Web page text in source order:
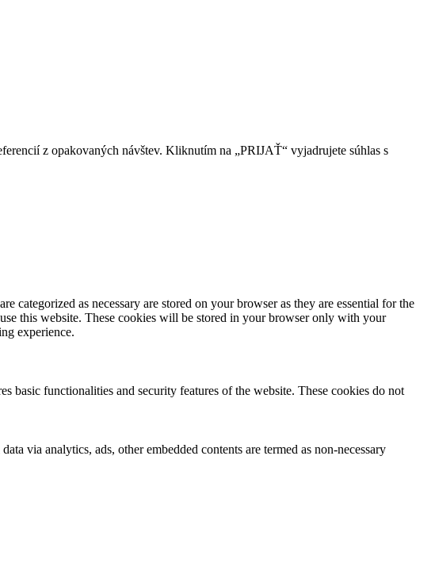
z opakovaných návštev. Kliknutím na „PRIJAŤ“ vyjadrujete súhlas s
as necessary are stored on your browser as they are essential for the
this website. These cookies will be stored in your browser only with your
experience.
basic functionalities and security features of the website. These cookies do not
via analytics, ads, other embedded contents are termed as non-necessary